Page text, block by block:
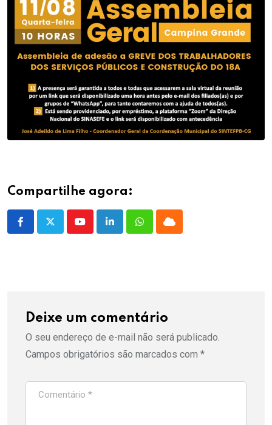
Compartilhe agora:
YoutubeLinkedInWhatsappCloud
Deixe um comentário
O seu endereço de e-mail não será publicado.
Campos obrigatórios são marcados com *